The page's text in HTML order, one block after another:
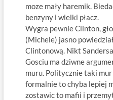
moze mały haremik.
benzyny i wielki płacz.
Wygra pewnie Clinton,
(Michele) jasno
Clintonową. Nikt
Gosciu ma dziwne
muru. Politycznie taki
formalnie to chyba lepiej
zostawic to mafii i